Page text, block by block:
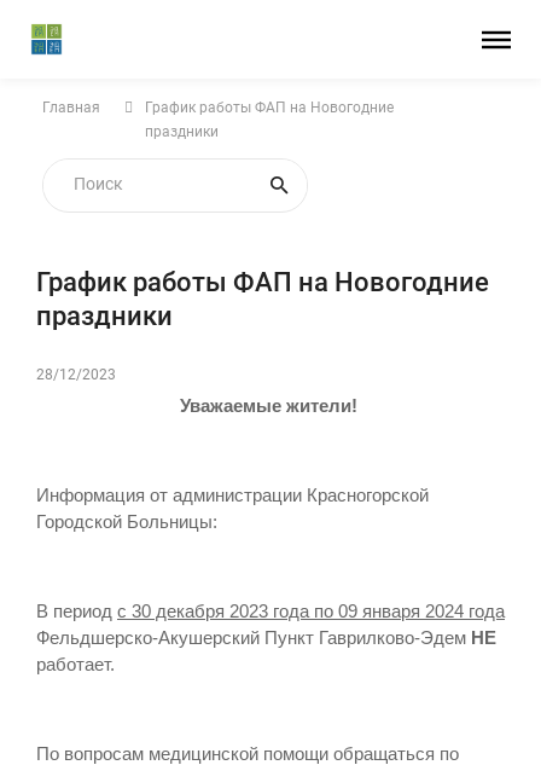
Главная
График работы ФАП на Новогодние
праздники
График работы ФАП на Новогодние
праздники
28/12/2023
Уважаемые жители!
Информация от администрации Красногорской
Городской Больницы:
В период с 30 декабря 2023 года по 09 января 2024 года
Фельдшерско-Акушерский Пункт Гаврилково-Эдем НЕ
работает.
По вопросам медицинской помощи обращаться по